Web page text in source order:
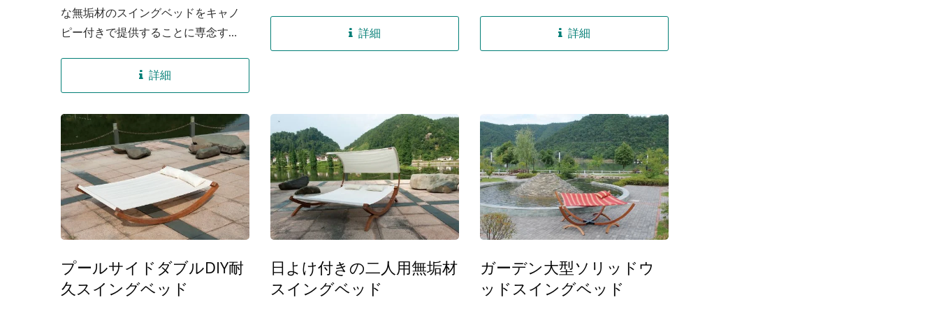
な無垢材のスイングベッドをキャノ
ピー付きで提供することに専念す
ル家具製造工場です。...
詳細
詳細
バル構造を持っています。工場で
は、ラミネート合板加工技術を使用
て木材ストリップを正確に圧縮成形
し、すべてのアークを制御して完璧
な楕円曲線を実現します。
詳細
プールサイドダブルDIY耐
久スイングベッド
日よけ付きの二人用無垢材
スイングベッド
ガーデン大型ソリッドウ
ッドスイングベッド